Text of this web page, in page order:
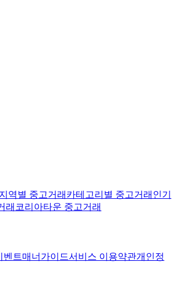
지역별 중고거래 카테고리별 중고거래 인기
래 코리아타운 중고거래
벤트매너가이드서비스 이용약관개인정